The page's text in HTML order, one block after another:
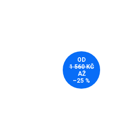
OD
1 560 KČ
AŽ
–25 %